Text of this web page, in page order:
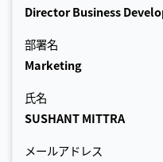
Director Business
部署名
Marketing
氏名
SUSHANT MITTRA
メールアドレス